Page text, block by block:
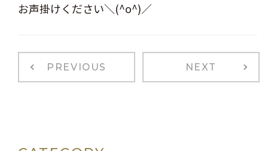
お声掛けください＼(^o^)／
PREVIOUS NEXT